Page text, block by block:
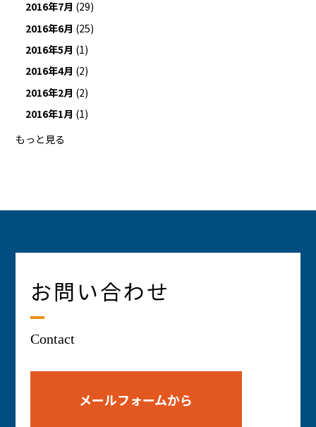
2016年7月 (29)
2016年6月 (25)
2016年5月 (1)
2016年4月 (2)
2016年2月 (2)
2016年1月 (1)
もっと見る
お問い合わせ
Contact
メールフォームから